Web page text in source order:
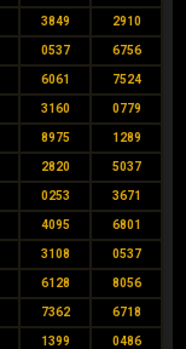
3849 2910
0537 6756
6061 7524
3160 0779
8975 1289
2820 5037
0253 3671
4095 6801
3108 0537
6128 8056
7362 6718
1399 0486